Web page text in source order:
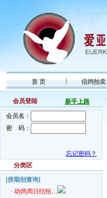
首 页 信鸽拍卖
会员登陆
新手上路
会员名：
密 码：
忘记密码？
分类区
[按期别查询]
· 幼鸽周日结拍…